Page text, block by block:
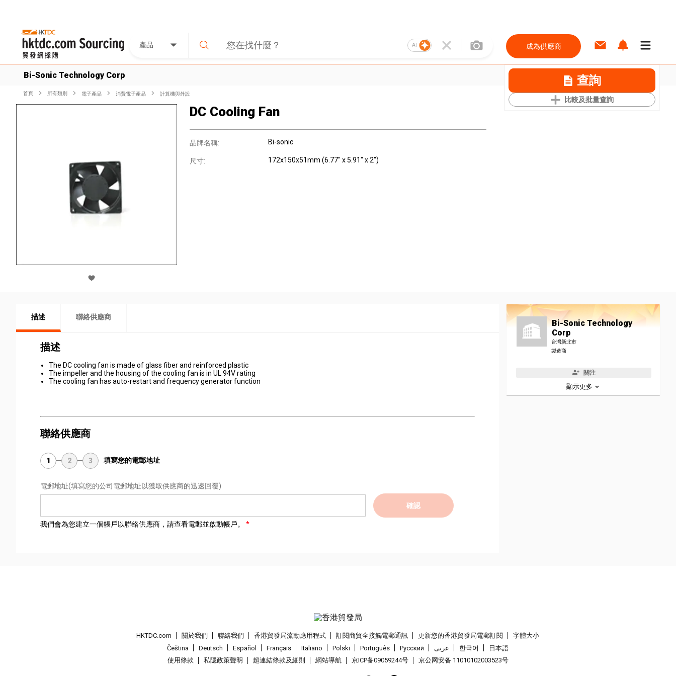
產品 AI 成為供應商
Bi-Sonic Technology Corp 查詢
比較及批量查詢
首頁 所有類別 電子產品 消費電子產品 計算機與外設
DC Cooling Fan
品牌名稱: Bi-sonic
尺寸: 172x150x51mm (6.77" x 5.91" x 2")
描述 聯絡供應商
描述
The DC cooling fan is made of glass fiber and reinforced plastic
The impeller and the housing of the cooling fan is in UL 94V rating
The cooling fan has auto-restart and frequency generator function
聯絡供應商
1 2 3 填寫您的電郵地址
電郵地址(填寫您的公司電郵地址以獲取供應商的迅速回覆)
確認
我們會為您建立一個帳戶以聯絡供應商，請查看電郵並啟動帳戶。
Bi-Sonic Technology
Corp
台灣新北市
製造商
關注
顯示更多
HKTDC.com 關於我們 聯絡我們 香港貿發局流動應用程式 訂閱商貿全接觸電郵通訊 更新您的香港貿發局電郵訂閱
字體大小
Čeština
Deutsch Español Français Italiano Polski Português Pусский عربى 한국어
日本語
使用條款
私隱政策聲明 超連結條款及細則 網站導航 京ICP备09059244号 京公网安备 11010102003523号